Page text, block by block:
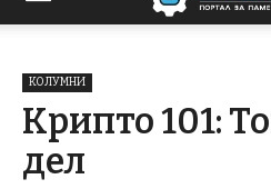
КОЛУМНИ
Крипто 101:
дел